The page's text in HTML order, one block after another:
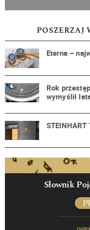
POSZERZAJ
Eterna –
Rok
wymyślił
Słownik